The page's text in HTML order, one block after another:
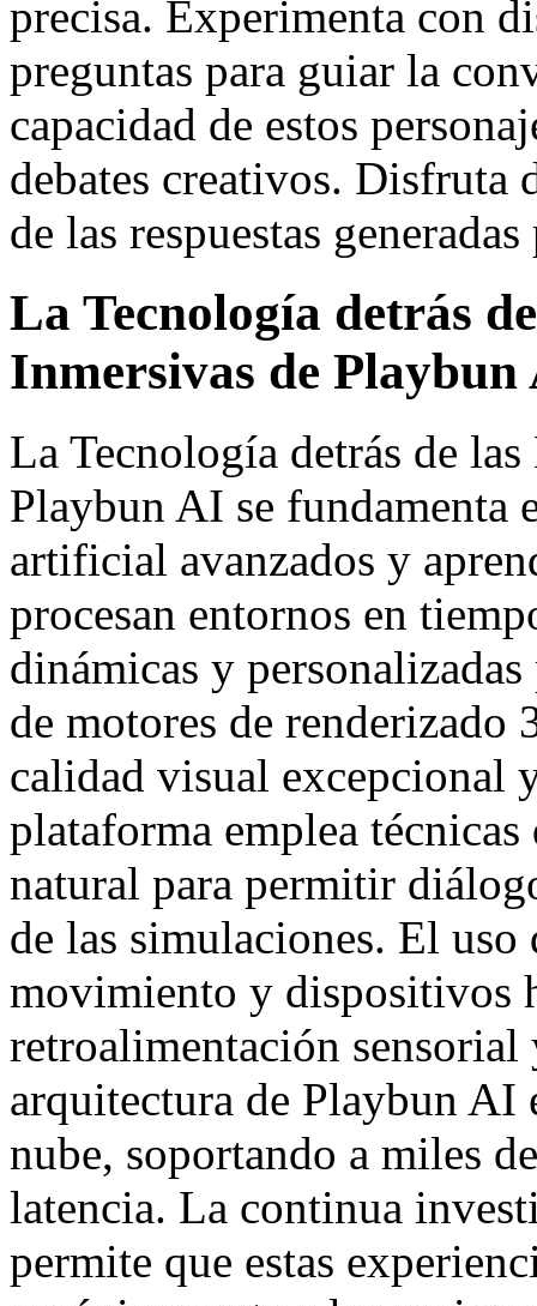
precisa. Experimenta con
preguntas para guiar la
capacidad de estos
debates creativos. Disfruta
de las respuestas
La Tecnología detrás
Inmersivas de Playbun
La Tecnología detrás de
Playbun AI se fundamenta
artificial avanzados y
procesan entornos en
dinámicas y
de motores de renderizado
calidad visual excepcional
plataforma emplea
natural para permitir
de las simulaciones. El uso
movimiento y dispositivos
retroalimentación
arquitectura de Playbun AI
nube, soportando a miles
latencia. La continua
permite que estas